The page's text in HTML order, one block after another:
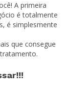
A primeira
é totalmente
é simplesmente
que consegue